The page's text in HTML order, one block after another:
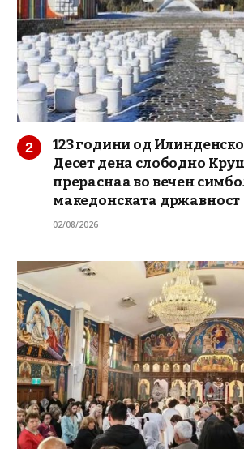
123 години од
Десет дена слободно
прераснаа во вечен
македонската државност
02/08/2026